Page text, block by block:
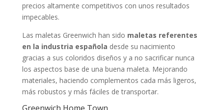
precios altamente competitivos con unos resultados
impecables.
Las maletas Greenwich han sido maletas referentes
en la industria española desde su nacimiento
gracias a sus coloridos diseños y a no sacrificar nunca
los aspectos base de una buena maleta. Mejorando
materiales, haciendo complementos cada más ligeros,
más robustos y más fáciles de transportar.